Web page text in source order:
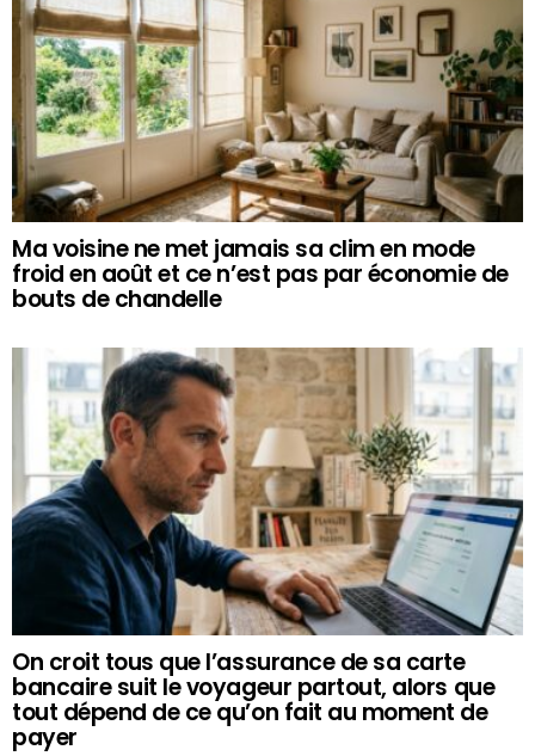
Ma voisine ne met jamais sa clim en mode
froid en août et ce n’est pas par économie de
bouts de chandelle
On croit tous que l’assurance de sa carte
bancaire suit le voyageur partout, alors que
tout dépend de ce qu’on fait au moment de
payer